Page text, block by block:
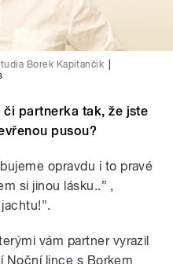
Borek Kapitančik
partnerka tak, že jste
pusou?
opravdu i to pravé
si jinou lásku..” ,
vám partner vyrazil
Noční lince s Borkem